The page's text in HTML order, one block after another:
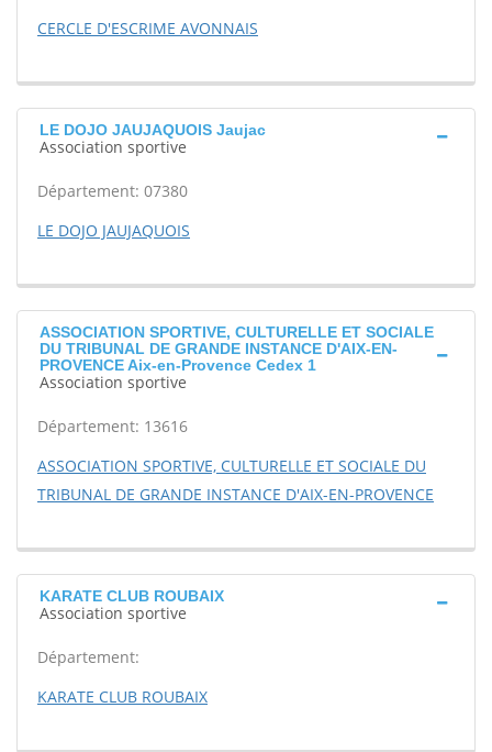
CERCLE D'ESCRIME AVONNAIS
LE DOJO JAUJAQUOIS Jaujac
Association sportive
Département: 07380
LE DOJO JAUJAQUOIS
ASSOCIATION SPORTIVE, CULTURELLE ET SOCIALE
DU TRIBUNAL DE GRANDE INSTANCE D'AIX-EN-
PROVENCE Aix-en-Provence Cedex 1
Association sportive
Département: 13616
ASSOCIATION SPORTIVE, CULTURELLE ET SOCIALE DU
TRIBUNAL DE GRANDE INSTANCE D'AIX-EN-PROVENCE
KARATE CLUB ROUBAIX
Association sportive
Département:
KARATE CLUB ROUBAIX